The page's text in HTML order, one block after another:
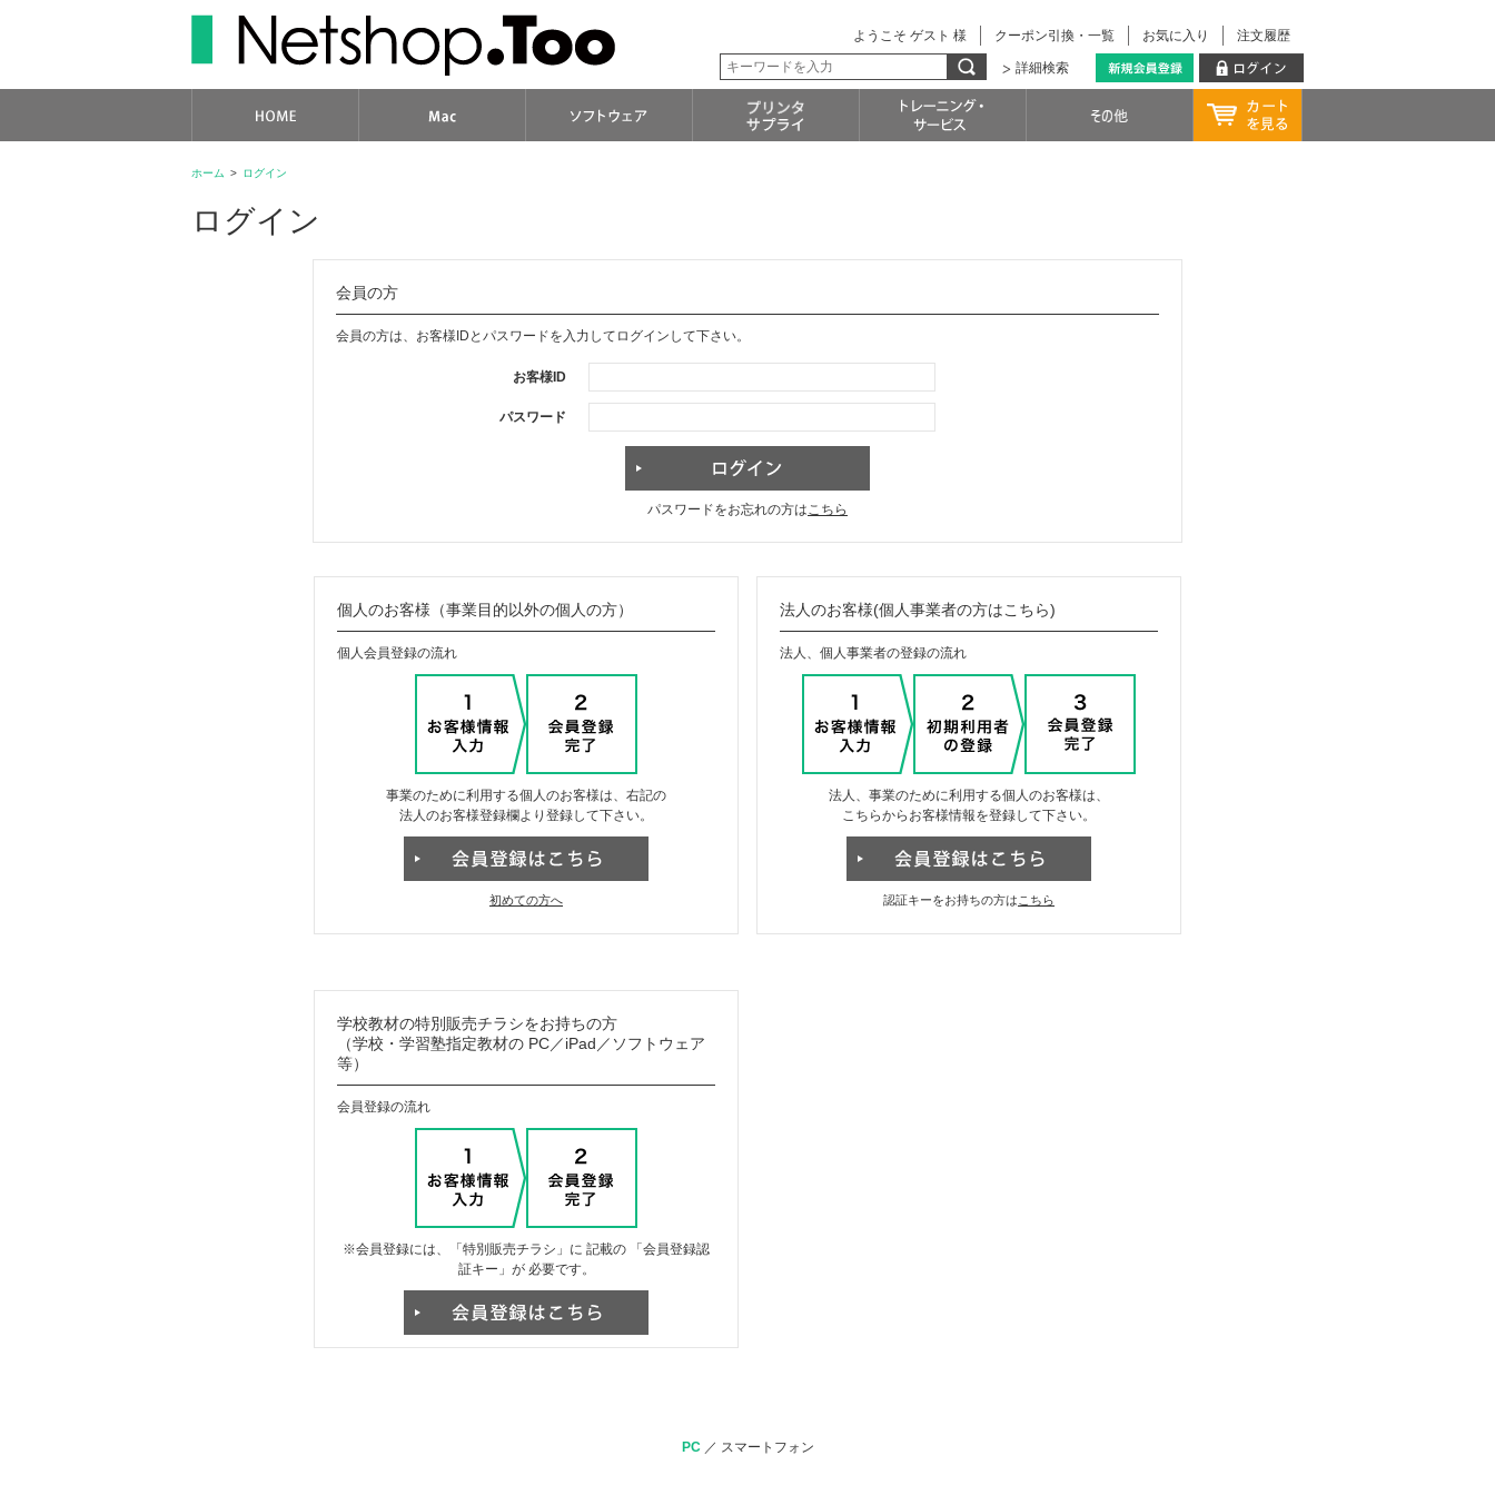
注文履歴
お気に入り
クーポン引換・一覧
ようこそ ゲスト 様
詳細検索
ホーム > ログイン
ログイン
会員の方
会員の方は、お客様IDとパスワードを入力してログインして下さい。
お客様ID
パスワード
パスワードをお忘れの方はこちら
個人のお客様（事業目的以外の個人の方）
個人会員登録の流れ
事業のために利用する個人のお客様は、右記の
法人のお客様登録欄より登録して下さい。
初めての方へ
法人のお客様(個人事業者の方はこちら)
法人、個人事業者の登録の流れ
法人、事業のために利用する個人のお客様は、
こちらからお客様情報を登録して下さい。
認証キーをお持ちの方は こちら
学校教材の特別販売チラシをお持ちの方
（学校・学習塾指定教材の PC／iPad／ソフトウェア
等）
会員登録の流れ
※会員登録には、「特別販売チラシ」に 記載の 「会員登録認
証キー」が 必要です。
PC／ スマートフォン